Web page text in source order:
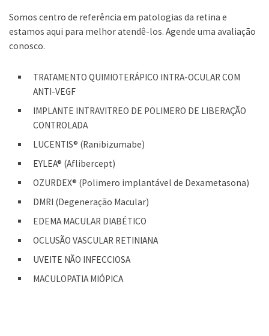
Somos centro de referência em patologias da retina e
estamos aqui para melhor atendê-los. Agende uma avaliação
conosco.
TRATAMENTO QUIMIOTERÁPICO INTRA-OCULAR COM
ANTI-VEGF
IMPLANTE INTRAVITREO DE POLIMERO DE LIBERAÇÃO
CONTROLADA
LUCENTIS® (Ranibizumabe)
EYLEA® (Aflibercept)
OZURDEX® (Polimero implantável de Dexametasona)
DMRI (Degeneração Macular)
EDEMA MACULAR DIABÉTICO
OCLUSÃO VASCULAR RETINIANA
UVEITE NÃO INFECCIOSA
MACULOPATIA MIÓPICA